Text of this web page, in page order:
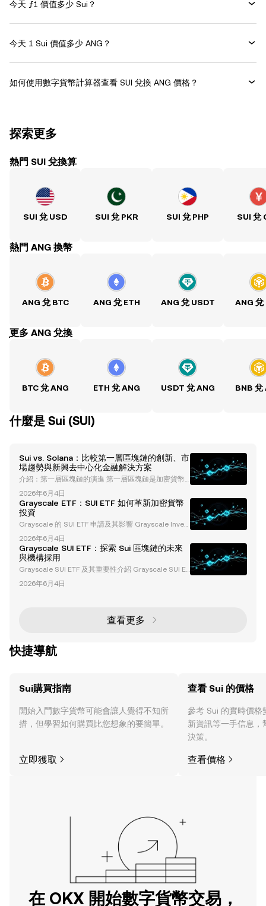
今天 ƒ1 價值多少 Sui？
今天 1 Sui 價值多少 ANG？
如何使用數字貨幣計算器查看 SUI 兌換 ANG 價格？
探索更多
熱門 SUI 兌換算
SUI 兌 USD SUI 兌 PKR SUI 兌 PHP SUI 兌
熱門 ANG 換幣
ANG 兌 BTC ANG 兌 ETH ANG 兌 USDT ANG 兌
ִִִִִִִִִִִִִִִִִִִִִִִִִִִִִִִִִִִִִִִִִִִִִִִִ更多 ANG 兌換
BTC 兌 ANG ETH 兌 ANG USDT 兌 ANG BNB 兌
什麼是 Sui (SUI)
Sui vs. Solana：比較第一層區塊鏈的創新、市
場趨勢與新興去中心化金融解決方案
介紹：第一層區塊鏈的演進 第一層區塊鏈是加密貨幣
生態系統的基礎，支持去中心化應用（dApps）、智能
合約以及創新的使用案例。在這個領域的領先者中， S
olana 和 Sui 是兩個具有獨特架構和市場重點的區塊
鏈。Solana 因其高吞吐量和低交易費用而備受讚譽，
而 Sui 則在遊戲和 Web3 應用方面開闢了自己的利基
市場。本文將探討它們的獨特特性、市場趨勢以及對加
密貨幣生態系統的更廣泛影響。 S
2026年6月4日
Grayscale ETF：SUI ETF 如何革新加密貨幣
投資
Grayscale 的 SUI ETF 申請及其影響 Grayscale Invest
ments 作為領先的數位資產管理公司，已向美國證券
交易委員會（SEC）提交了一份 S-1 註冊聲明，計劃
推出 SUI ETF。這項擬議的交易所交易基金（ETF）旨
在追蹤 SUI 加密貨幣的價格（扣除相關費用），為投
資者提供一種受監管且簡化的方式來接觸 SUI 區塊鏈
生態系統。 此申請代表了 Grayscale
2026年6月4日
Grayscale SUI ETF：探索 Sui 區塊鏈的未來
與機構採用
Grayscale SUI ETF 及其重要性介紹 Grayscale SUI ET
F 已成為加密貨幣行業中的關鍵話題，反映了機構對區
塊鏈技術日益增長的興趣。隨著 Grayscale Investme
用與知名度的轉折點。本文將探討 Sui 區塊鏈、其生態
2026年6月4日
查看更多
快捷導航
Sui購買指南
開始入門數字貨幣可能會讓人覺得不知所
措，但學習如何購買比您想象的要簡單。
立即獲取
查看 Sui 的價格
參考 Sui 的實時價格
新資訊等一手信息，
決策。
查看價格
在 OKX 開始數字貨幣交易，